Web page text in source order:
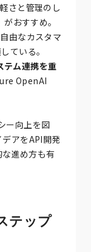
さと管理のし
おすすめ。
由なカスタマ
ている。
テム連携を重
OpenAI
ー向上を図
アをAPI開発
進め方も有
テップ